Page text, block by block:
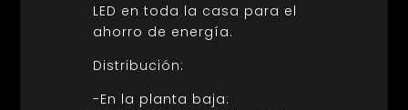
LED en toda la casa para el
ahorro de energía.
Distribución:
-En la planta baja: